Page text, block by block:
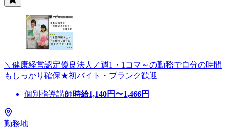
＼健康経営認定優良法人／週1・1コマ～の勤務で自分の時間
もしっかり確保★初バイト・ブランク歓迎
個別指導講師時給1,140円〜1,466円
勤務地